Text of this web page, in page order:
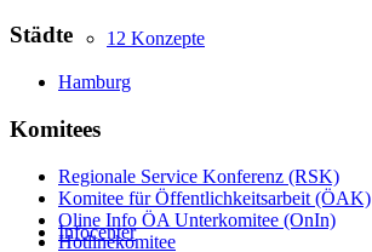
12 Konzepte
Infocenter
Städte
Hamburg
Komitees
Regionale Service Konferenz (RSK)
Komitee für Öffentlichkeitsarbeit (ÖAK)
Oline Info ÖA Unterkomitee (OnIn)
Hotlinekomitee